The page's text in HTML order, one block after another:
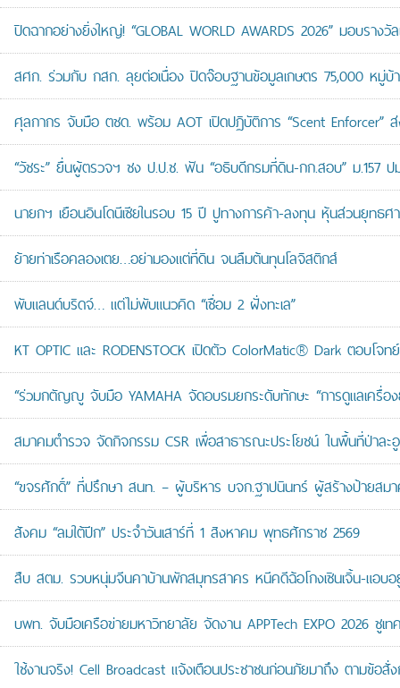
ปิดฉากอย่างยิ่งใหญ่! “GLOBAL WORLD AWARDS 2026” มอบรา
สศก. ร่วมกับ กสก. ลุยต่อเนื่อง ปิดจ๊อบฐานข้อมูลเกษตร 75,000 หมู่
ศุลกากร จับมือ ตชด. พร้อม AOT เปิดปฏิบัติการ “Scent Enforcer”
“วัชระ” ยื่นผู้ตรวจฯ ชง ป.ป.ช. ฟัน “อธิบดีกรมที่ดิน-กก.สอบ” ม.157 ป
นายกฯ เยือนอินโดนีเซียในรอบ 15 ปี ปูทางการค้า-ลงทุน หุ้นส่วนยุทธศ
ย้ายท่าเรือคลองเตย…อย่ามองแต่ที่ดิน จนลืมต้นทุนโลจิสติกส์
พับแลนด์บริดจ์… แต่ไม่พับแนวคิด “เชื่อม 2 ฝั่งทะเล”
KT OPTIC และ RODENSTOCK เปิดตัว ColorMatic® Dark ตอบโจ
“ร่วมกตัญญู จับมือ YAMAHA จัดอบรมยกระดับทักษะ “การดูแลเครื่อ
สมาคมตำรวจ จัดกิจกรรม CSR เพื่อสาธารณะประโยชน์ ในพื้นที่ป่าละอู
“ขจรศักดิ์” ที่ปรึกษา สนท. – ผู้บริหาร บจก.ฐาปนินทร์ ผู้สร้างป้ายสม
สังคม “ลมใต้ปีก” ประจำวันเสาร์ที่ 1 สิงหาคม พุทธศักราช 2569
สืบ สตม. รวบหนุ่มจีนคาบ้านพักสมุทรสาคร หนีคดีฉ้อโกงเซินเจิ้น-แอบอ
บพท. จับมือเครือข่ายมหาวิทยาลัย จัดงาน APPTech EXPO 2026 ชูเ
ใช้งานจริง! Cell Broadcast แจ้งเตือนประชาชนก่อนภัยมาถึง ตามข้อสั่